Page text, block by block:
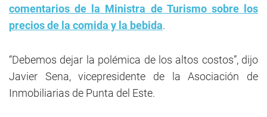
comentarios de la Ministra de Turismo sobre los
precios de la comida y la bebida.
“Debemos dejar la polémica de los altos costos”, dijo
Javier Sena, vicepresidente de la Asociación de
Inmobiliarias de Punta del Este.